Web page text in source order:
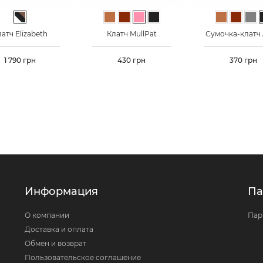
Черно-бело-коричневый
Elizabeth
Цена
1 790 грн
Клатч MullPat
Цена
430 грн
Сумочка-клатч
Цена
370 грн
Информация
О компании
Доставка и оплата
Обмен и возврат
Пользовательское соглашение